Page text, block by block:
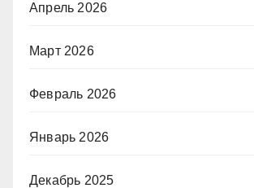
Апрель 2026
Март 2026
Февраль 2026
Январь 2026
Декабрь 2025